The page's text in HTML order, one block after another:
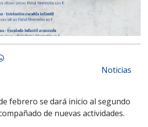
Whatsapp
Noticias
febrero se dará inicio al segundo
de nuevas actividades.